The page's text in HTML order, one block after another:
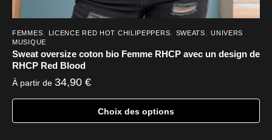
FEMMES, LICENCE RED HOT CHILIPEPPERS, SWEATS,UNIVERS
MUSIQUE
Sweat oversize coton bio Femme RHCP avec un design de
RHCP Red Blood
À partir de 34,90 €
Choix des options